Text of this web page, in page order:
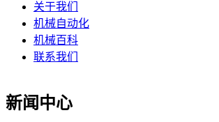
关于我们
机械自动化
机械百科
联系我们
新闻中心